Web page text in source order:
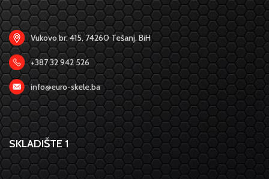
Vukovo br: 415, 74260 Tešanj, BiH
+387 32 942 526
info@euro-skele.ba
SKLADIŠTE 1